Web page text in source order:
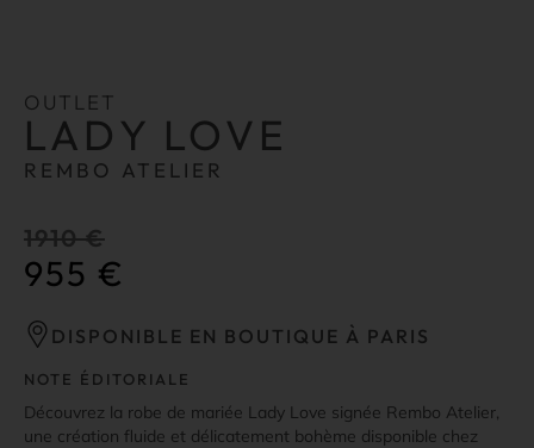
OUTLET
LADY LOVE
REMBO ATELIER
1910€
955 €
DISPONIBLE EN BOUTIQUE À PARIS
NOTE ÉDITORIALE
Découvrez la robe de mariée Lady Love signée Rembo Atelier,
une création fluide et délicatement bohème disponible chez